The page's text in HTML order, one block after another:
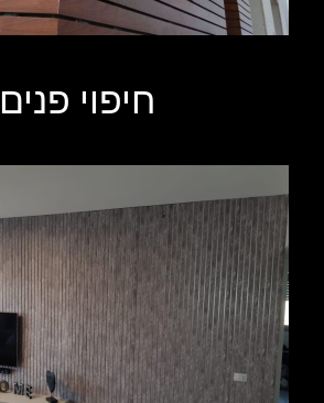
חיפוי פנים